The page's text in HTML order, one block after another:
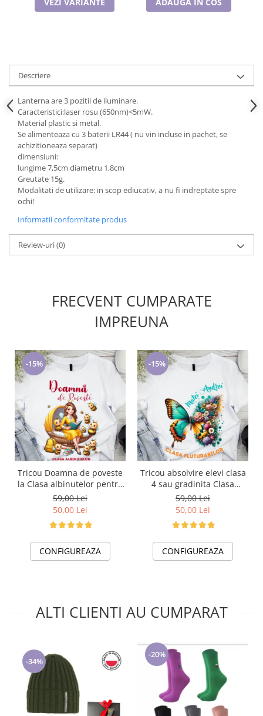
Cadouri pentru Doctori
Descriere
Lanterna are 3 pozitii de iluminare.
Caracteristici:laser rosu (650nm)<5mW.
Material plastic si metal.
Se alimenteaza cu 3 baterii LR44 ( nu vin incluse in pachet, se
achizitioneaza separat)
dimensiuni:
lungime 7,5cm diametru 1,8cm
Greutate 15g.
Modalitati de utilizare: in scop ediucativ, a nu fi indreptate spre
ochi!
Informatii conformitate produs
Review-uri(0)
FRECVENT CUMPARATE
IMPREUNA
-15%
Tricou Doamna de poveste
la Clasa albinutelor pentru
scoala sau gradinita
ABS1068.41
59,00 Lei
50,00 Lei
CONFIGUREAZA
-15%
Tricou absolvire elevi clasa
4 sau gradinita Clasa
fluturasilor cu text sau poze
ABS1063
59,00 Lei
50,00 Lei
CONFIGUREAZA
ALTI CLIENTI AU CUMPARAT
-34%
-20%